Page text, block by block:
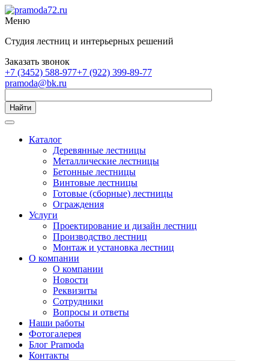
Меню
Студия лестниц и интерьерных решений
Заказать звонок
+7 (3452) 588-977+7 (922) 399-89-77
pramoda@bk.ru
Найти
Каталог
Деревянные лестницы
Металлические лестницы
Бетонные лестницы
Винтовые лестницы
Готовые (сборные) лестницы
Ограждения
Услуги
Проектирование и дизайн лестниц
Производство лестниц
Монтаж и установка лестниц
О компании
О компании
Новости
Реквизиты
Сотрудники
Вопросы и ответы
Наши работы
Фотогалерея
Блог Pramoda
Контакты